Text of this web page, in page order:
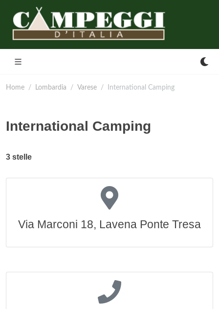
Home Lombardia Varese International Camping
International Camping
3 stelle
Via Marconi 18, Lavena Ponte Tresa